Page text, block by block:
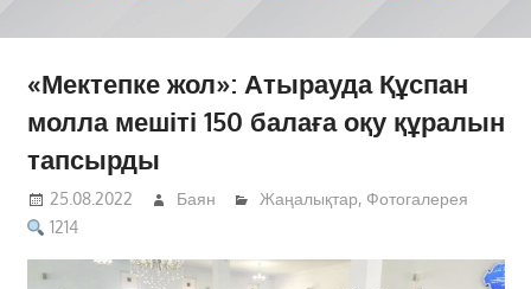
«Мектепке жол»: Атырауда Құспан
молла мешіті 150 балаға оқу құралын
тапсырды
25.08.2022 Баян Жаңалықтар, Фотогалерея
1214